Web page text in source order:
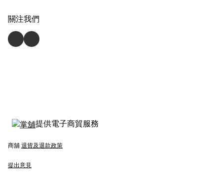
關注我們
提供電子商貿服務
商舖 退貨及退款政策
提出意見